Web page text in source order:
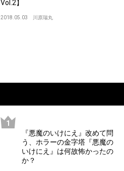
Vol.2】
2018.05.03 川原瑞丸
『悪魔のいけにえ』改めて問
う、ホラーの金字塔『悪魔の
いけにえ』は何故怖かったの
か？